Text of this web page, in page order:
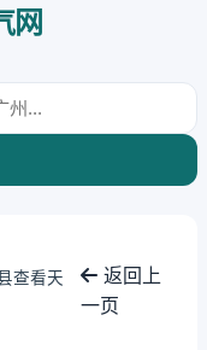
网
查看天
返回上
一页